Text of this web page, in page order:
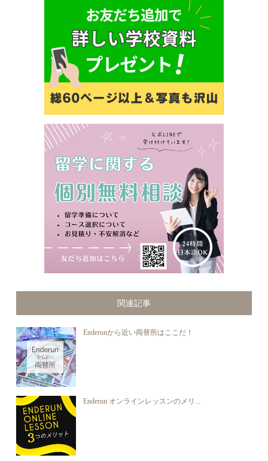
関連記事
Enderunから近い両替所はここだ！
Enderun オンラインレッスンのメリ...